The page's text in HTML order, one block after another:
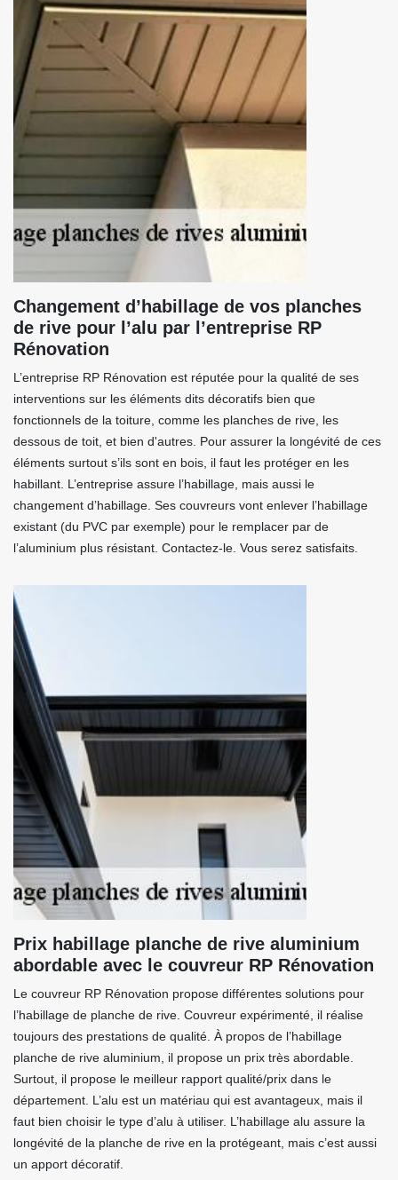
Changement d’habillage de vos planches
de rive pour l’alu par l’entreprise RP
Rénovation
L’entreprise RP Rénovation est réputée pour la qualité de ses
interventions sur les éléments dits décoratifs bien que
fonctionnels de la toiture, comme les planches de rive, les
dessous de toit, et bien d'autres. Pour assurer la longévité de ces
éléments surtout s’ils sont en bois, il faut les protéger en les
habillant. L’entreprise assure l’habillage, mais aussi le
changement d’habillage. Ses couvreurs vont enlever l’habillage
existant (du PVC par exemple) pour le remplacer par de
l’aluminium plus résistant. Contactez-le. Vous serez satisfaits.
Prix habillage planche de rive aluminium
abordable avec le couvreur RP Rénovation
Le couvreur RP Rénovation propose différentes solutions pour
l’habillage de planche de rive. Couvreur expérimenté, il réalise
toujours des prestations de qualité. À propos de l’habillage
planche de rive aluminium, il propose un prix très abordable.
Surtout, il propose le meilleur rapport qualité/prix dans le
département. L’alu est un matériau qui est avantageux, mais il
faut bien choisir le type d’alu à utiliser. L’habillage alu assure la
longévité de la planche de rive en la protégeant, mais c’est aussi
un apport décoratif.